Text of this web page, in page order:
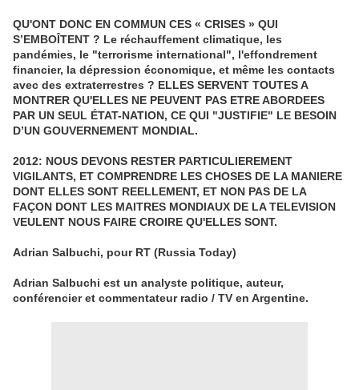
QU'ONT DONC EN COMMUN CES « CRISES » QUI
S’EMBOÎTENT ? Le réchauffement climatique, les
pandémies, le "terrorisme international", l'effondrement
financier, la dépression économique, et même les contacts
avec des extraterrestres ? ELLES SERVENT TOUTES A
MONTRER QU'ELLES NE PEUVENT PAS ETRE ABORDEES
PAR UN SEUL ÉTAT-NATION, CE QUI "JUSTIFIE" LE BESOIN
D’UN GOUVERNEMENT MONDIAL.
2012: NOUS DEVONS RESTER PARTICULIEREMENT
VIGILANTS, ET COMPRENDRE LES CHOSES DE LA MANIERE
DONT ELLES SONT REELLEMENT, ET NON PAS DE LA
FAÇON DONT LES MAITRES MONDIAUX DE LA TELEVISION
VEULENT NOUS FAIRE CROIRE QU'ELLES SONT.
Adrian Salbuchi, pour RT (Russia Today)
Adrian Salbuchi est un analyste politique, auteur,
conférencier et commentateur radio / TV en Argentine.